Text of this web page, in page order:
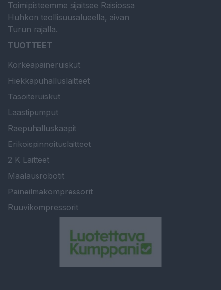
Toimipisteemme sijaitsee Raisiossa
Huhkon teollisuusalueella, aivan
Turun rajalla.
TUOTTEET
Korkeapaineruiskut
Hiekkapuhalluslaitteet
Tasoiteruiskut
Laastipumput
Raepuhalluskaapit
Erikoispinnoituslaitteet
2 K Laitteet
Maalausrobotit
Paineilmakompressorit
Ruuvikompressorit